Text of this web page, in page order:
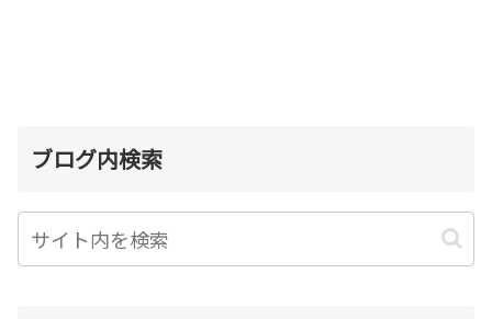
ブログ内検索